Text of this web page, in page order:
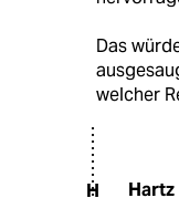
Das
welcher
H Hartz